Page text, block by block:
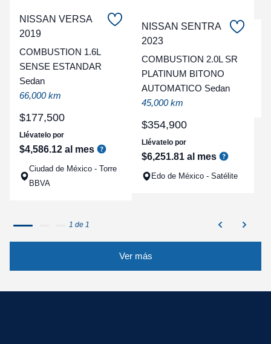
NISSAN VERSA
2019
COMBUSTION 1.6L
SENSE ESTANDAR
Sedan
66,000 km
$177,500
Llévatelo por
$4,586.12 al mes
Ciudad de México - Torre
BBVA
NISSAN SENTRA
2023
COMBUSTION 2.0L SR
PLATINUM BITONO
AUTOMATICO Sedan
45,000 km
$354,900
Llévatelo por
$6,251.81 al mes
Edo de México - Satélite
1 de 1
Ver más